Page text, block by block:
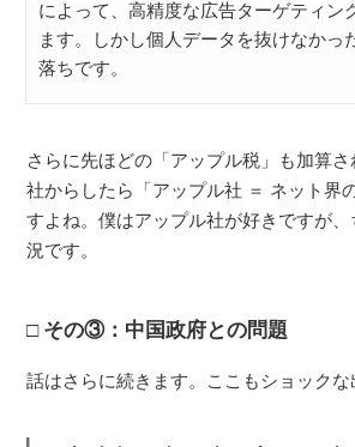
によって、高精度な広告ターゲティン
ます。しかし個人データを抜けなかっ
落ちです。
さらに先ほどの「アップル税」も加算
社からしたら「アップル社 ＝ ネット界
すよね。僕はアップル社が好きですが
況です。
その③：中国政府との問題
話はさらに続きます。ここもショックな